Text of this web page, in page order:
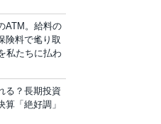
ATM。給料の
険料で毟り取
私たちに払わ
る？長期投資
「絶好調」